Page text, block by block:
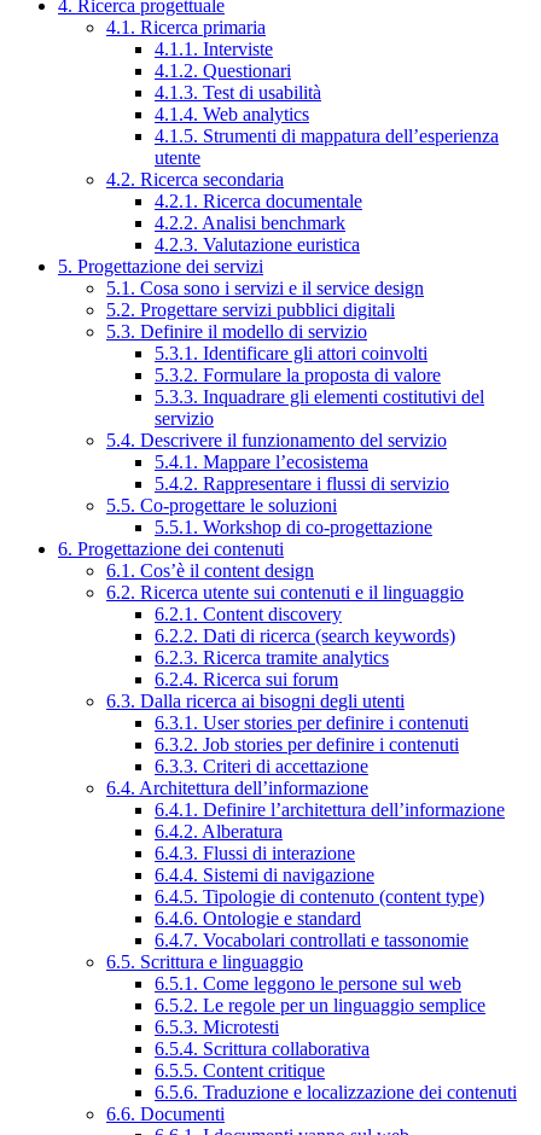
4. Ricerca progettuale
4.1. Ricerca primaria
4.1.1. Interviste
4.1.2. Questionari
4.1.3. Test di usabilità
4.1.4. Web analytics
4.1.5. Strumenti di mappatura dell’esperienza
utente
4.2. Ricerca secondaria
4.2.1. Ricerca documentale
4.2.2. Analisi benchmark
4.2.3. Valutazione euristica
5. Progettazione dei servizi
5.1. Cosa sono i servizi e il service design
5.2. Progettare servizi pubblici digitali
5.3. Definire il modello di servizio
5.3.1. Identificare gli attori coinvolti
5.3.2. Formulare la proposta di valore
5.3.3. Inquadrare gli elementi costitutivi del
servizio
5.4. Descrivere il funzionamento del servizio
5.4.1. Mappare l’ecosistema
5.4.2. Rappresentare i flussi di servizio
5.5. Co-progettare le soluzioni
5.5.1. Workshop di co-progettazione
6. Progettazione dei contenuti
6.1. Cos’è il content design
6.2. Ricerca utente sui contenuti e il linguaggio
6.2.1. Content discovery
6.2.2. Dati di ricerca (search keywords)
6.2.3. Ricerca tramite analytics
6.2.4. Ricerca sui forum
6.3. Dalla ricerca ai bisogni degli utenti
6.3.1. User stories per definire i contenuti
6.3.2. Job stories per definire i contenuti
6.3.3. Criteri di accettazione
6.4. Architettura dell’informazione
6.4.1. Definire l’architettura dell’informazione
6.4.2. Alberatura
6.4.3. Flussi di interazione
6.4.4. Sistemi di navigazione
6.4.5. Tipologie di contenuto (content type)
6.4.6. Ontologie e standard
6.4.7. Vocabolari controllati e tassonomie
6.5. Scrittura e linguaggio
6.5.1. Come leggono le persone sul web
6.5.2. Le regole per un linguaggio semplice
6.5.3. Microtesti
6.5.4. Scrittura collaborativa
6.5.5. Content critique
6.5.6. Traduzione e localizzazione dei contenuti
6.6. Documenti